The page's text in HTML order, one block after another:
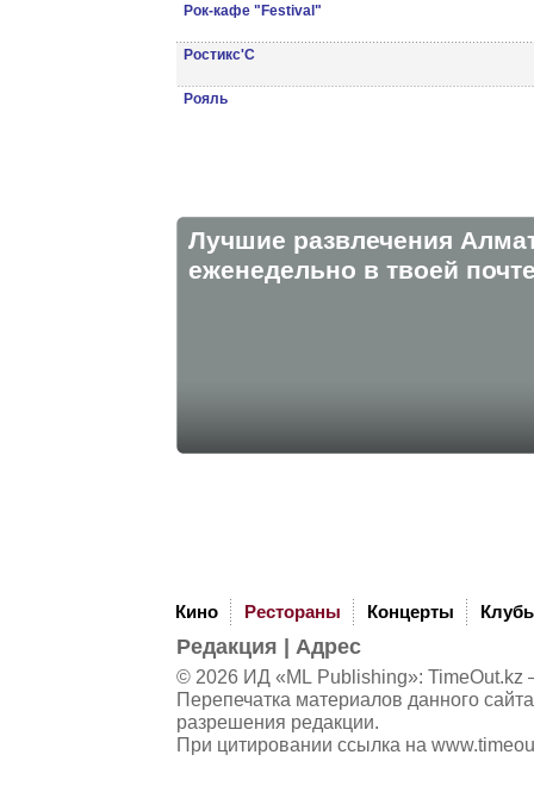
Рок-кафе "Festival"
Ростикс'С
Рояль
Лучшие развлечения
eженедельно в твоей
Кино Рестораны Концерты
Редакция Адрес
© 2026 ИД «ML Publishing»: TimeOut.kz
Перепечатка материалов данного
разрешения редакции.
При цитировании ссылка на